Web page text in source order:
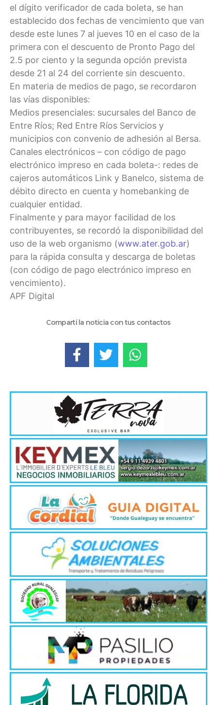
el dígito verificador de cada boleta, se han
establecido dos fechas de vencimiento que van
desde este lunes 7 al jueves 10 en el caso de la
primera con el descuento de Pronto Pago del
2.5 por ciento y la segunda opción prevista
desde 21 al 24 del corriente sin descuento.
En materia de medios de pago, se recordaron
las vías disponibles:
Medios presenciales: sucursales del Banco de
Entre Ríos; Red Entre Ríos Servicios y
municipios con convenio de adhesión al Bersa.
Canales electrónicos – con código de pago
electrónico impreso en cada boleta-: redes de
cajeros automáticos Link y Banelco, sistema de
débito directo en cuenta y homebanking de
cualquier entidad.
Finalmente y para mayor facilidad de los
contribuyentes, se recordó la disponibilidad del
uso de la web organismo (www.ater.gob.ar)
para la rápida consulta y descarga de boletas
(con código de pago electrónico impreso en
vencimiento).
APF Digital
Compartí la noticia con tus contactos